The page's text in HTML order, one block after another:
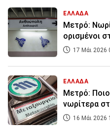
ΕΛΛΑΔΑ
Μετρό:
ορισμένοι
17 Μάι 2026
ΕΛΛΑΔΑ
Μετρό:
νωρίτερα
16 Μάι 2026